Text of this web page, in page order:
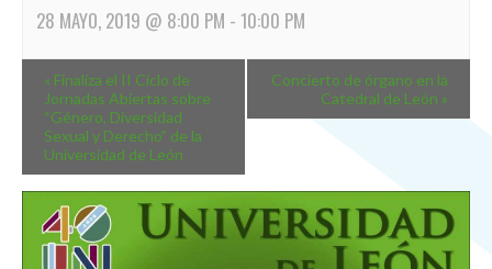
28 MAYO, 2019 @ 8:00 PM - 10:00 PM
« Finaliza el II Ciclo de
Jornadas Abiertas sobre
“Género, Diversidad
Sexual y Derecho” de la
Universidad de León
Concierto de órgano en la
Catedral de León »